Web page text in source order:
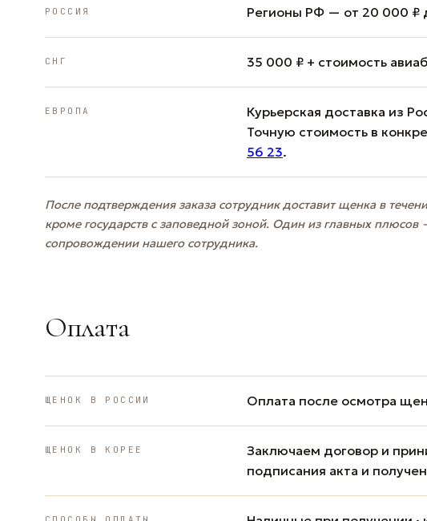
РОССИЯ Регионы РФ — от 20 000 ₽
СНГ 35 000 ₽ + стоимость
ЕВРОПА
Курьерская доставка из
Точную стоимость в
56 23.
После подтверждения заказа сотрудник доставит щенка в
кроме государств с заповедной зоной. Один из главных плюсов
сопровождении нашего сотрудника.
Оплата
ЩЕНОК В РОССИИ Оплата после осмотра
ЩЕНОК В КОРЕЕ
Заключаем договор и
подписания акта и